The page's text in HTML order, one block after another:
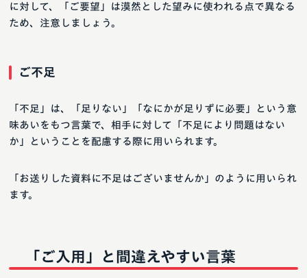
に対して、「ご要望」は漠然とした望みに使われる点で異なる
ため、注意しましょう。
ご不足
「不足」は、「足りない」「なにかが足りずに必要」という意
味あいをもつ言葉で、相手に対して「不足により問題はない
か」ということを配慮する際に用いられます。
「お送りした資料に不足はございませんか」のように用いられ
ます。
「ご入用」と間違えやすい言葉